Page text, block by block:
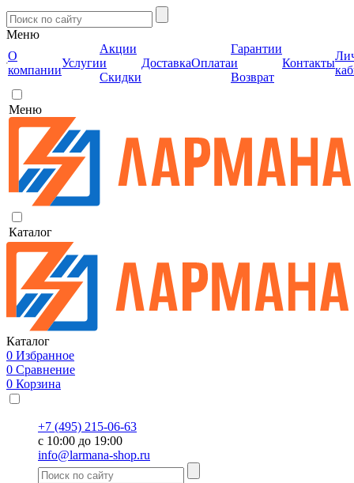
Меню
О
компании
Услуги
Акции
и
Скидки
ДоставкаОплата
Гарантии
и
Возврат
Контакты
Меню
Каталог
Каталог
0 Избранное
0 Сравнение
0 Корзина
+7 (495) 215-06-63
с 10:00 до 19:00
info@larmana-shop.ru